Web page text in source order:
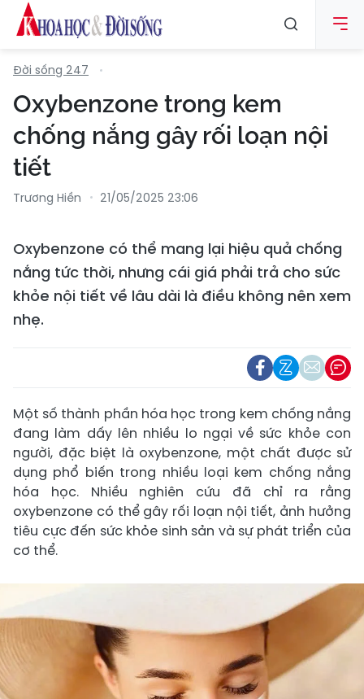
Đời sống 247
Oxybenzone trong kem
chống nắng gây rối loạn nội
tiết
Trương Hiền 21/05/2025 23:06
Oxybenzone có thể mang lại hiệu quả chống
nắng tức thời, nhưng cái giá phải trả cho sức
khỏe nội tiết về lâu dài là điều không nên xem
nhẹ.
Một số thành phần hóa học trong kem chống nắng
đang làm dấy lên nhiều lo ngại về sức khỏe con
người, đặc biệt là oxybenzone, một chất được sử
dụng phổ biến trong nhiều loại kem chống nắng
hóa học. Nhiều nghiên cứu đã chỉ ra rằng
oxybenzone có thể gây rối loạn nội tiết, ảnh hưởng
tiêu cực đến sức khỏe sinh sản và sự phát triển của
cơ thể.